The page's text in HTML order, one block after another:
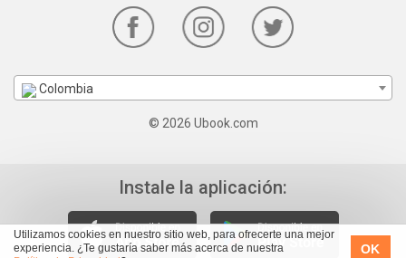
Utilizamos cookies en nuestro sitio web, para ofrecerte una mejor
experiencia. ¿Te gustaría saber más acerca de nuestra
OK
Colombia
© 2026 Ubook.com
Instale la aplicación: